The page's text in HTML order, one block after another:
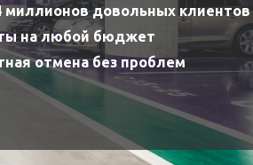
миллионов довольных клиентов
на любой бюджет
отмена без проблем